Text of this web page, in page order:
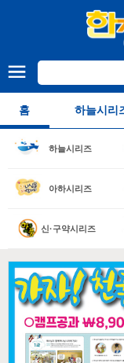
홈 하늘시리
하늘시리즈
아하시리즈
신·구약시리즈